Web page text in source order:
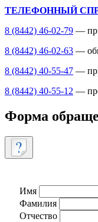
ТЕЛЕФОННЫЙ
8 (8442) 46-02-79 —
8 (8442) 46-02-63 —
8 (8442) 40-55-47 —
8 (8442) 40-55-12 —
Форма
Имя
Фамилия
Отчество